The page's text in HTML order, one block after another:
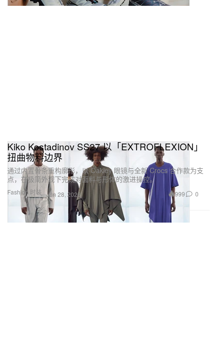
Fashion 时装
Kiko Kostadinov SS27 以「EXTROFLEXION」
扭曲物料边界
通过内置骨条重构廓形，以 Oakley 眼镜与全新 Crocs 合作款为支
点，在极简外观下完成对面料与形体的激进操控。
Jun 28, 2026 999 0